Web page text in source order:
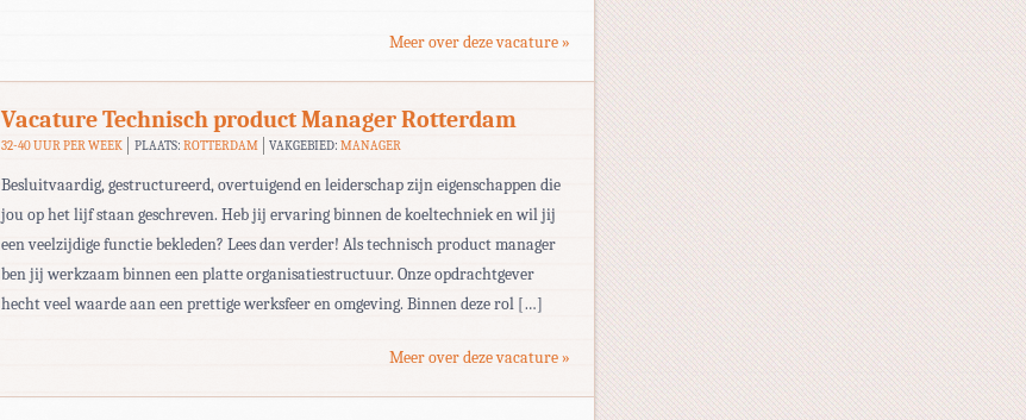
Meer over deze vacature »
Vacature Technisch product Manager Rotterdam
32-40 UUR PER WEEK PLAATS: ROTTERDAM VAKGEBIED:MANAGER
Besluitvaardig, gestructureerd, overtuigend en leiderschap zijn eigenschappen die
jou op het lijf staan geschreven. Heb jij ervaring binnen de koeltechniek en wil jij
een veelzijdige functie bekleden? Lees dan verder! Als technisch product manager
ben jij werkzaam binnen een platte organisatiestructuur. Onze opdrachtgever
hecht veel waarde aan een prettige werksfeer en omgeving. Binnen deze rol […]
Meer over deze vacature »